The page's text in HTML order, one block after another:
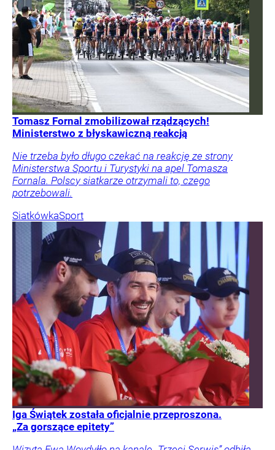
Tomasz Fornal zmobilizował rządzących!
Ministerstwo z błyskawiczną reakcją
Nie trzeba było długo czekać na reakcję ze strony
Ministerstwa Sportu i Turystyki na apel Tomasza
Fornala. Polscy siatkarze otrzymali to, czego
potrzebowali.
SiatkówkaSport
Iga Świątek została oficjalnie przeproszona.
„Za gorszące epitety”